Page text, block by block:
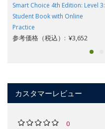
Smart Choice 4th Edition: Level 3:
Student Book with Online
Practice
参考価格（税込）: ¥3,652
カスタマーレビュー
0